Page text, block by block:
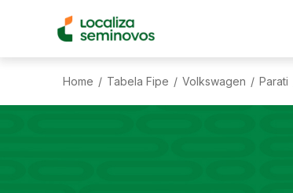
Home / Tabela Fipe / Volkswagen / Parati